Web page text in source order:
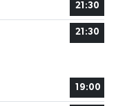
21:30
21:30
19:00